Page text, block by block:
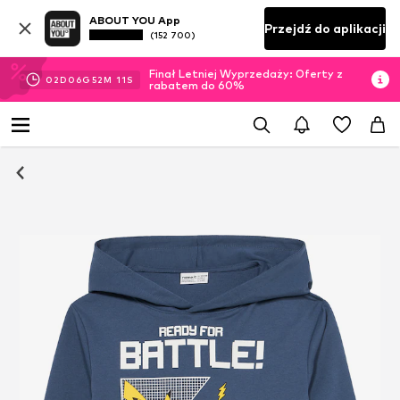
ABOUT YOU App
(152 700) Przejdź do aplikacji
02D 06G 52M 10 S
Finał Letniej Wyprzedaży: Oferty z
rabatem do 60%